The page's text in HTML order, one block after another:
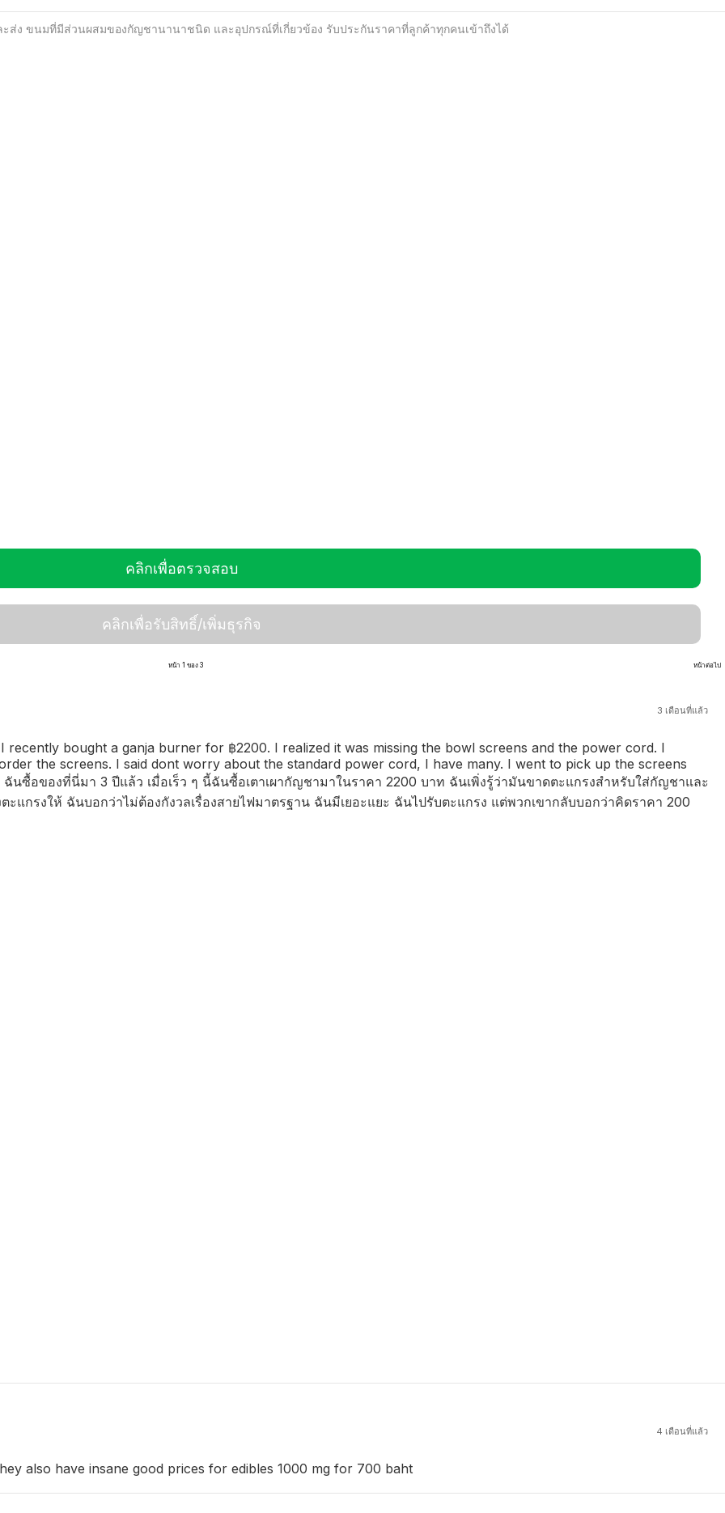
ง ขนมที่มีส่วนผสมของกัญชานานาชนิด และอุปกรณ์ที่เกี่ยวข้อง รับประกันราคาที่ลูกค้าทุกคนเข้าถึงได้
คลิกเพื่อตรวจสอบ
คลิกเพื่อรับสิทธิ์/เพิ่มธุรกิจ
หน้า 1 ของ 3 หน้าต่อไป
3 เดือนที่แล้ว
bought a ganja burner for ฿2200. I realized it was missing the bowl screens and the power cord. I
the screens. I said dont worry about the standard power cord, I have many. I went to pick up the screens
นซื้อของที่นี่มา 3 ปีแล้ว เมื่อเร็ว ๆ นี้ฉันซื้อเตาเผากัญชามาในราคา 2200 บาท ฉันเพิ่งรู้ว่ามันขาดตะแกรงสำหรับใส่กัญชาและ
แกรงให้ ฉันบอกว่าไม่ต้องกังวลเรื่องสายไฟมาตรฐาน ฉันมีเยอะแยะ ฉันไปรับตะแกรง แต่พวกเขากลับบอกว่าคิดราคา 200
4 เดือนที่แล้ว
also have insane good prices for edibles 1000 mg for 700 baht